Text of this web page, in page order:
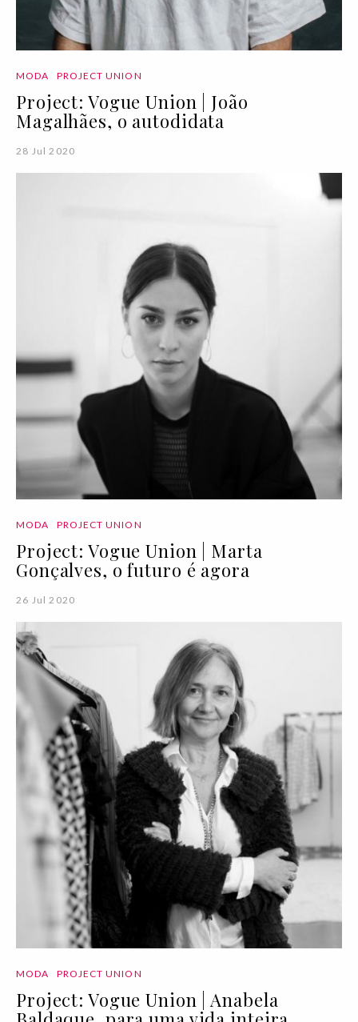
MODA PROJECT UNION
Project: Vogue Union | João
Magalhães, o autodidata
28 Jul 2020
MODA PROJECT UNION
Project: Vogue Union | Marta
Gonçalves, o futuro é agora
26 Jul 2020
MODA PROJECT UNION
Project: Vogue Union | Anabela